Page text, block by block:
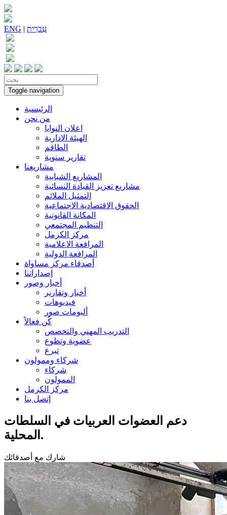
ENG | עִברִית
Toggle navigation
الرئيسية
من نحن
اعلان النوايا
الهيئة الادارية
الطاقم
تقارير سنوية
مشاريعنا
المشاريع الشبابية
مشاريع تعزيز القيادة النسائية
التمثيل الملائم
الحقوق الاقتصادية الاجتماعية
المكانة القانونية
التنظيم المجتمعي
مركز الكرمل
المرافعة الاعلامية
المرافعة الدولية
أصدقاء مركز مساواة
إصداراتنا
أخبار وصور
أخبار وتقارير
فيديوهات
ألبومات صور
كُن فعالاً
التدريب المهني والتخصص
عضوية وتطوع
تبرع
شركاء وممولون
شركاء
الممولون
مركز الكرمل
إتصل بنا
دعم العضوات العربيات في السلطات
المحلية.
شارك مع أصدقائك